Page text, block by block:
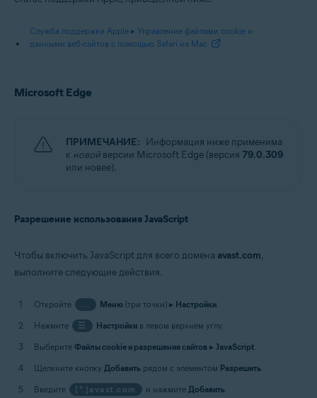
Служба поддержки Apple ▸ Управление файлами cookie и
данными веб-сайтов с помощью Safari на Mac
Microsoft Edge
ПРИМЕЧАНИЕ: Информация ниже применима
к новой версии Microsoft Edge (версия 79.0.309
или новее).
Разрешение использования JavaScript
Чтобы включить JavaScript для всего домена avast.com,
выполните следующие действия.
Откройте ... Меню(три точки) ▸ Настройки.
Нажмите
☰ Настройкив левом верхнем углу.
Выберите Файлы cookie и разрешения сайтов ▸ JavaScript.
Щелкните кнопку Добавить рядом с элементом Разрешить.
Введите
[*.]avast.com и нажмите Добавить.